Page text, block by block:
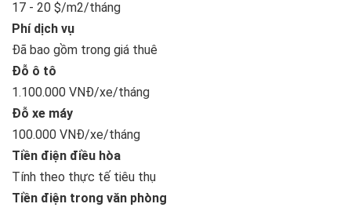
17 - 20 $/m2/tháng
Phí dịch vụ
Đã bao gồm trong giá thuê
Đỗ ô tô
1.100.000 VNĐ/xe/tháng
Đỗ xe máy
100.000 VNĐ/xe/tháng
Tiền điện điều hòa
Tính theo thực tế tiêu thụ
Tiền điện trong văn phòng